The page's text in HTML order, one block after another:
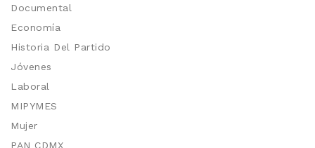
Documental
Economía
Historia Del Partido
Jóvenes
Laboral
MIPYMES
Mujer
PAN CDMX